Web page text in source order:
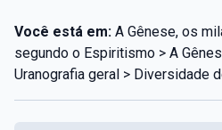
Você está em: A Gênese, os
segundo o Espiritismo > A
Uranografia geral > Diversidade